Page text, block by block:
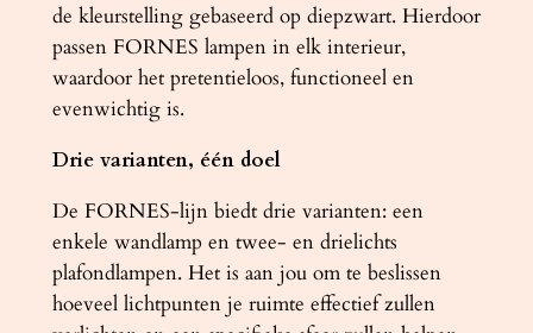
de kleurstelling gebaseerd op diepzwart. Hierdoor
passen FORNES lampen in elk interieur,
waardoor het pretentieloos, functioneel en
evenwichtig is.
Drie varianten, één doel
De FORNES-lijn biedt drie varianten: een
enkele wandlamp en twee- en drielichts
plafondlampen. Het is aan jou om te beslissen
hoeveel lichtpunten je ruimte effectief zullen